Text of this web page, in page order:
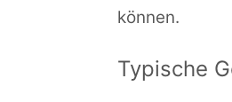
können.
Typische